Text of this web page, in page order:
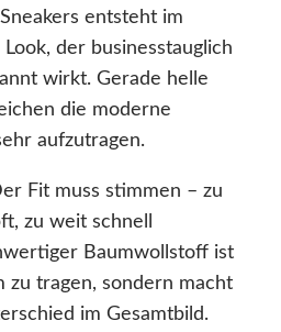
entsteht im
der businesstauglich
wirkt. Gerade helle
die moderne
aufzutragen.
Fit muss stimmen – zu
zu weit schnell
Baumwollstoff ist
zu tragen, sondern macht
im Gesamtbild.